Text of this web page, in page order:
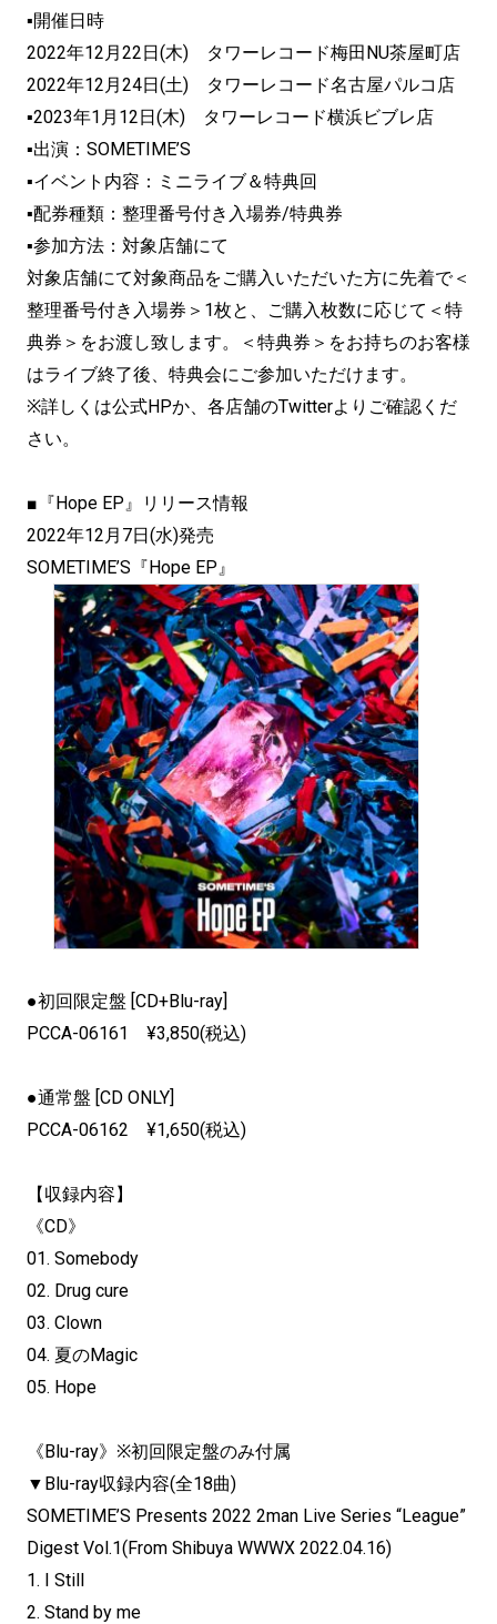
▪開催日時
2022年12月22日(木) タワーレコード梅田NU茶屋町店
2022年12月24日(土) タワーレコード名古屋パルコ店
▪2023年1月12日(木) タワーレコード横浜ビブレ店
▪出演：SOMETIME’S
▪イベント内容：ミニライブ＆特典回
▪配券種類：整理番号付き入場券/特典券
▪参加方法：対象店舗にて
対象店舗にて対象商品をご購入いただいた方に先着で＜
整理番号付き入場券＞1枚と、ご購入枚数に応じて＜特
典券＞をお渡し致します。＜特典券＞をお持ちのお客様
はライブ終了後、特典会にご参加いただけます。
※詳しくは公式HPか、各店舗のTwitterよりご確認くだ
さい。
■『Hope EP』リリース情報
2022年12月7日(水)発売
SOMETIME’S『Hope EP』
●初回限定盤 [CD+Blu-ray]
PCCA-06161 ¥3,850(税込)
●通常盤 [CD ONLY]
PCCA-06162 ¥1,650(税込)
【収録内容】
《CD》
01. Somebody
02. Drug cure
03. Clown
04. 夏のMagic
05. Hope
《Blu-ray》※初回限定盤のみ付属
▼Blu-ray収録内容(全18曲)
SOMETIME’S Presents 2022 2man Live Series “League”
Digest Vol.1(From Shibuya WWWX 2022.04.16)
1. I Still
2. Stand by me